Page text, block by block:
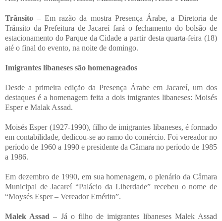
Trânsito– Em razão da mostra Presença Árabe, a Diretoria de
Trânsito da Prefeitura de Jacareí fará o fechamento do bolsão de
estacionamento do Parque da Cidade a partir desta quarta-feira (18)
até o final do evento, na noite de domingo.
Imigrantes libaneses são homenageados
Desde a primeira edição da Presença Árabe em Jacareí, um dos
destaques é a homenagem feita a dois imigrantes libaneses: Moisés
Esper e Malak Assad.
Moisés Esper (1927-1990), filho de imigrantes libaneses, é formado
em contabilidade, dedicou-se ao ramo do comércio. Foi vereador no
período de 1960 a 1990 e presidente da Câmara no período de 1985
a 1986.
Em dezembro de 1990, em sua homenagem, o plenário da Câmara
Municipal de Jacareí “Palácio da Liberdade” recebeu o nome de
“Moysés Esper – Vereador Emérito”.
Malek Assad – Já o filho de imigrantes libaneses Malek Assad